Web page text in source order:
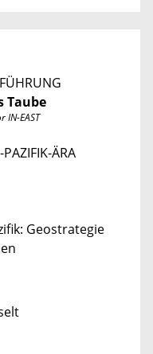
Taube
IN-EAST
ÄRA
Geostrategie